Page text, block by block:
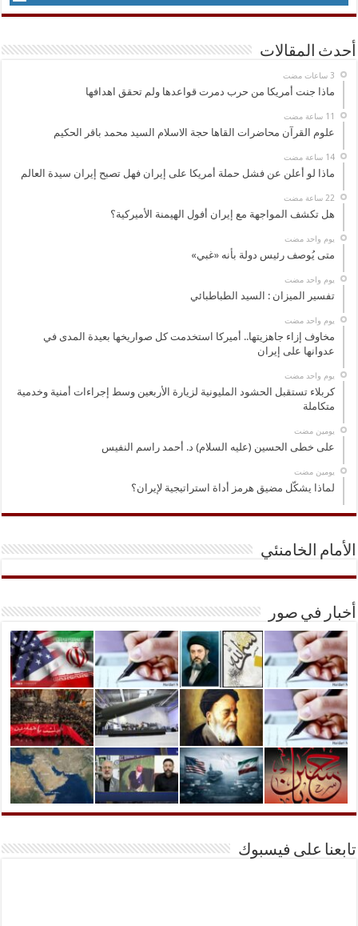
أحدث المقالات
ماذا جنت أمريكا من حرب دمرت قواعدها ولم تحقق اهدافها
علوم القرآن محاضرات القاها حجة الاسلام السيد محمد باقر الحكيم
‏14 ساعة مضت
ماذا لو أعلن عن فشل حملة أمريكا على إيران فهل تصبح إيران سيدة العالم
هل تكشف المواجهة مع إيران أفول الهيمنة الأميركية؟
‏يوم واحد مضت
متى يُوصف رئيس دولة بأنه «غبي»
‏يوم واحد مضت
تفسير الميزان : السيد الطباطبائي
‏يوم واحد مضت
مخاوف إزاء جاهزيتها.. أميركا استخدمت كل صواريخها بعيدة المدى في
عدوانها على إيران
‏يوم واحد مضت
كربلاء تستقبل الحشود المليونية لزيارة الأربعين وسط إجراءات أمنية وخدمية
متكاملة
‏يومين مضت
على خطى الحسين (عليه السلام) د. أحمد راسم النفيس
‏يومين مضت
لماذا يشكّل مضيق هرمز أداة استراتيجية لإيران؟
الأمام الخامنئي
أخبار في صور
تابعنا على فيسبوك